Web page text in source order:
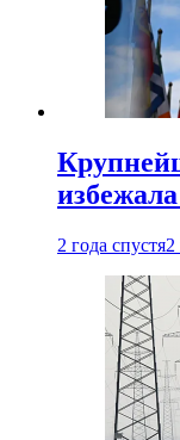
2 года спустя2